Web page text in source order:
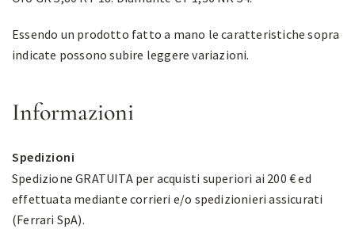
Essendo un prodotto fatto a mano le caratteristiche sopra
indicate possono subire leggere variazioni.
Informazioni
Spedizioni
Spedizione GRATUITA per acquisti superiori ai 200 € ed
effettuata mediante corrieri e/o spedizionieri assicurati
(Ferrari SpA).